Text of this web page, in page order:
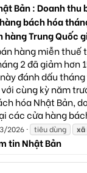
Bản : Doanh thu
bách hóa
hàng Trung Quốc
hàng miễn thuế
2 đã giảm hơn
đánh dấu
cùng kỳ năm
hóa Nhật Bản,
các cửa hàng
2026 tiêu dùng xã
tin Nhật Bản